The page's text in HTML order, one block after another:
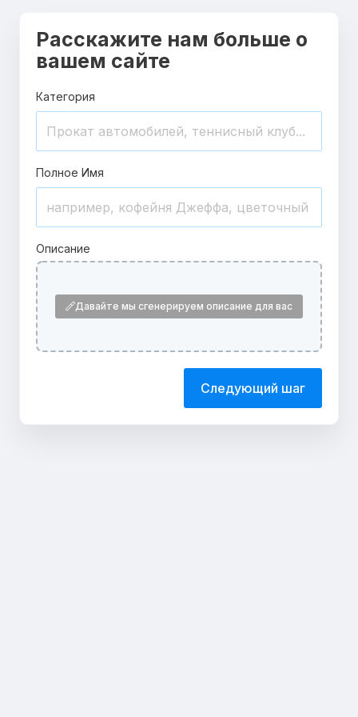
Расскажите нам больше о
вашем сайте
Категория
Полное Имя
Описание
Давайте мы сгенерируем описание для вас
Следующий шаг